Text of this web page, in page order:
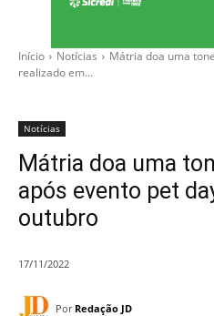
Início Notícias
Mátria doa uma
realizado em...
Notícias
Mátria doa uma
após evento pet
outubro
17/11/2022
Por Redação JD